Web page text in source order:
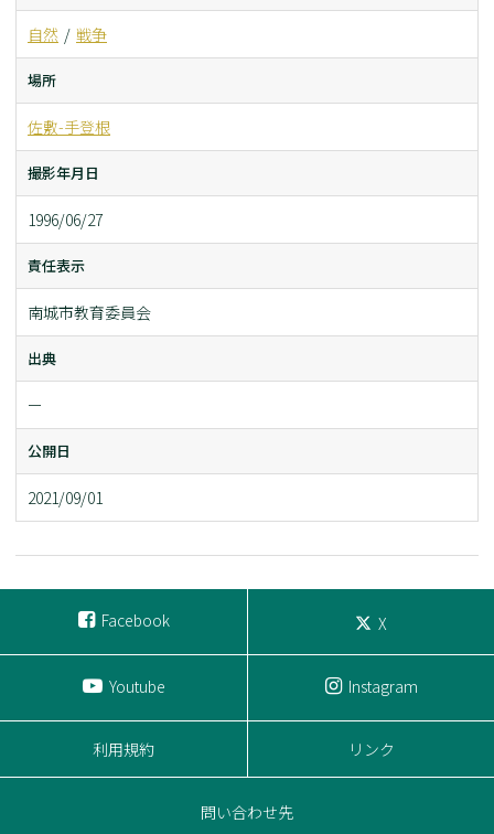
自然 戦争
場所
佐敷-手登根
撮影年月日
1996/06/27
責任表示
南城市教育委員会
出典
ー
公開日
2021/09/01
Facebook X
Youtube Instagram
利用規約 リンク
問い合わせ先